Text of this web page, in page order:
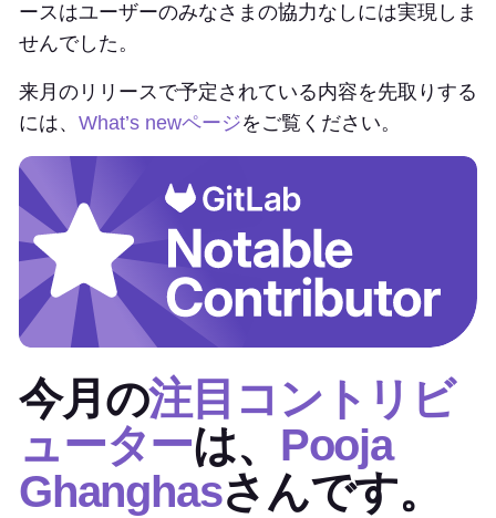
ースはユーザーのみなさまの協力なしには実現しま
せんでした。
来月のリリースで予定されている内容を先取りする
には、 What’s newページをご覧ください。
今月の注目コントリビ
ューターは、 Pooja
Ghanghasさんです。